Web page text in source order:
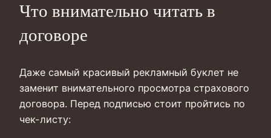
Что внимательно читать в
договоре
Даже самый красивый рекламный буклет не
заменит внимательного просмотра страхового
договора. Перед подписью стоит пройтись по
чек-листу: